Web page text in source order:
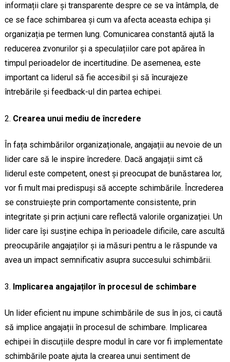
informații clare și transparente despre ce se va întâmpla, de
ce se face schimbarea și cum va afecta aceasta echipa și
organizația pe termen lung. Comunicarea constantă ajută la
reducerea zvonurilor și a speculațiilor care pot apărea în
timpul perioadelor de incertitudine. De asemenea, este
important ca liderul să fie accesibil și să încurajeze
întrebările și feedback-ul din partea echipei.
Crearea unui mediu de încredere
În fața schimbărilor organizaționale, angajații au nevoie de un
lider care să le inspire încredere. Dacă angajații simt că
liderul este competent, onest și preocupat de bunăstarea lor,
vor fi mult mai predispuși să accepte schimbările. Încrederea
se construiește prin comportamente consistente, prin
integritate și prin acțiuni care reflectă valorile organizației. Un
lider care își susține echipa în perioadele dificile, care ascultă
preocupările angajaților și ia măsuri pentru a le răspunde va
avea un impact semnificativ asupra succesului schimbării.
Implicarea angajaților în procesul de schimbare
Un lider eficient nu impune schimbările de sus în jos, ci caută
să implice angajații în procesul de schimbare. Implicarea
echipei în discuțiile despre modul în care vor fi implementate
schimbările poate ajuta la crearea unui sentiment de